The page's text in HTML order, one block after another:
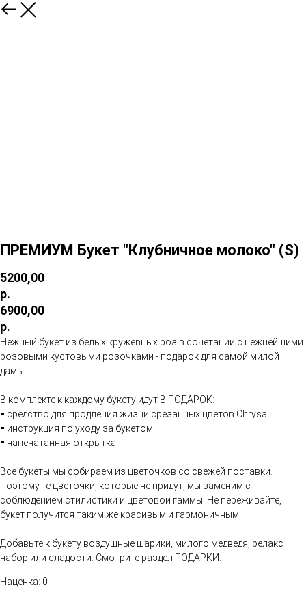
ПРЕМИУМ Букет "Клубничное молоко" (S)
5200,00
р.
6900,00
р.
Нежный букет из белых кружевных роз в сочетании с нежнейшими
розовыми кустовыми розочками - подарок для самой милой
дамы!
В комплекте к каждому букету идут В ПОДАРОК:
⁃ средство для продления жизни срезанных цветов Chrysal
⁃ инструкция по уходу за букетом
⁃ напечатанная открытка
Все букеты мы собираем из цветочков со свежей поставки.
Поэтому те цветочки, которые не придут, мы заменим с
соблюдением стилистики и цветовой гаммы! Не переживайте,
букет получится таким же красивым и гармоничным.
Добавьте к букету воздушные шарики, милого медведя, релакс
набор или сладости. Смотрите раздел ПОДАРКИ.
Наценка: 0